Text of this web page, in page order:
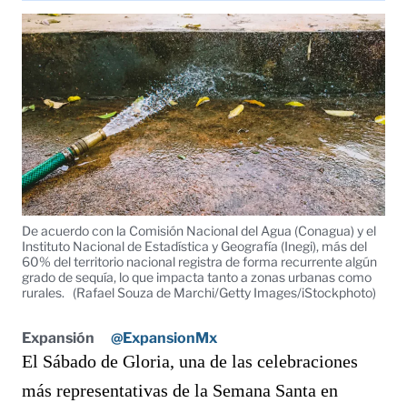
De acuerdo con la Comisión Nacional del Agua (Conagua) y el
Instituto Nacional de Estadística y Geografía (Inegi), más del
60% del territorio nacional registra de forma recurrente algún
grado de sequía, lo que impacta tanto a zonas urbanas como
rurales.
(Rafael Souza de Marchi/Getty Images/iStockphoto)
Expansión @ExpansionMx
El Sábado de Gloria, una de las celebraciones
más representativas de la Semana Santa en